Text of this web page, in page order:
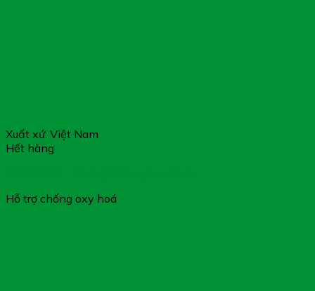
Xuất xứ: Việt Nam
Hết hàng
Hỗ trợ chống oxy hoá